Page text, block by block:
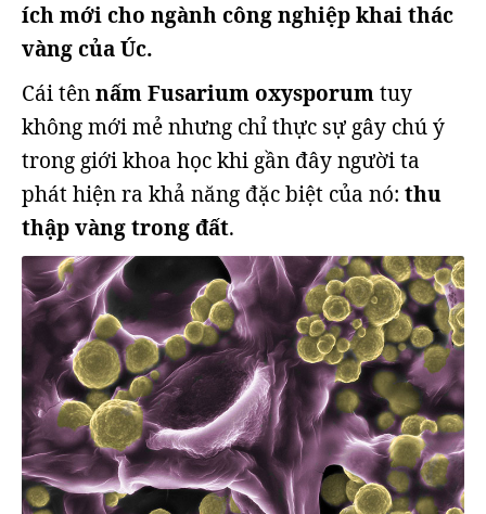
ích mới cho ngành công nghiệp khai thác
vàng của Úc.
Cái tênnấm Fusarium oxysporumtuy
không mới mẻ nhưng chỉ thực sự gây chú ý
trong giới khoa học khi gần đây người ta
phát hiện ra khả năng đặc biệt của nó: thu
thập vàng trong đất.